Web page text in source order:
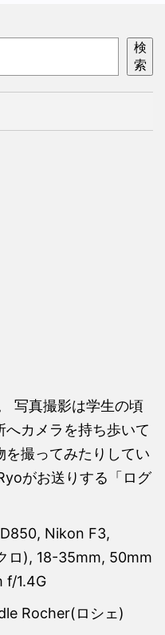
検
索
写真撮影は学生の頃
カメラを持ち歩いて
撮ってみたりしてい
がお送りする「ログ
Nikon F3,
ロ), 18-35mm, 50mm
f/1.4G
Rocher(ロシェ)